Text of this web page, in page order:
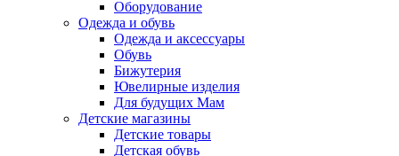
Оборудование
Одежда и обувь
Одежда и аксессуары
Обувь
Бижутерия
Ювелирные изделия
Для будущих Мам
Детские магазины
Детские товары
Детская обувь